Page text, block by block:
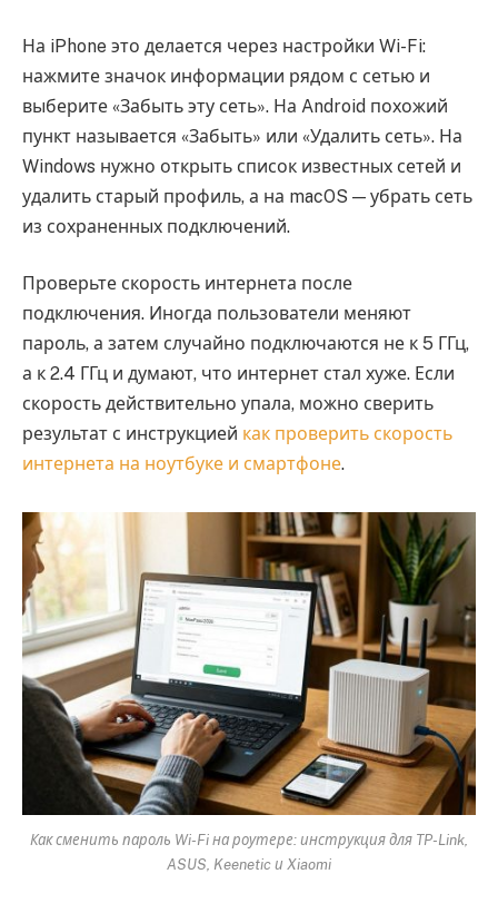
На iPhone это делается через настройки Wi-Fi:
нажмите значок информации рядом с сетью и
выберите «Забыть эту сеть». На Android похожий
пункт называется «Забыть» или «Удалить сеть». На
Windows нужно открыть список известных сетей и
удалить старый профиль, а на macOS — убрать сеть
из сохраненных подключений.
Проверьте скорость интернета после
подключения. Иногда пользователи меняют
пароль, а затем случайно подключаются не к 5 ГГц,
а к 2.4 ГГц и думают, что интернет стал хуже. Если
скорость действительно упала, можно сверить
результат с инструкцией как проверить скорость
интернета на ноутбуке и смартфоне.
Как сменить пароль Wi-Fi на роутере: инструкция для TP-Link,
ASUS, Keenetic и Xiaomi